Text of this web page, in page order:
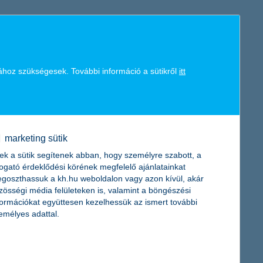
mert a lakatlan nyaralót sokféle kár érheti. Áttekintjük,
sem: a K&H Biztosító online felmérése szerint
szektorban a béren kívüli juttatások kis mértékű
nyújtó cégek aránya. Mint hosszú évek óta mindig, most
a K&H kkv marketing főosztály vezetője.
K&H Biztosítótól
szükségesek. További információ a sütikről itt
marketing sütik
a sütik segítenek abban, hogy személyre szabott, a
érdeklődési körének megfelelő ajánlatainkat
a kh.hu weboldalon vagy azon kívül, akár
média felületeken is, valamint a böngészési
együttesen kezelhessük az ismert további
adattal.